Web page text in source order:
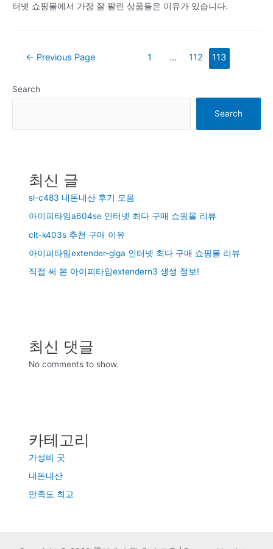
Search
Search
최신 글
sl-c483 내돈내산 후기 모음
아이피타임a604se 인터넷 최다 구매 쇼핑몰 리뷰
clt-k403s 추천 구매 이유
아이피타임extender-giga 인터넷 최다 구매 쇼핑몰 리뷰
직접 써 본 아이피타임extendern3 생생 정보!
최신 댓글
No comments to show.
카테고리
가성비 굿
내돈내산
만족도 최고
터넷 쇼핑몰에서 가장 잘 팔린 상품들은 이유가 있습니다.
Posts
← Previous Page 1 … 112 113